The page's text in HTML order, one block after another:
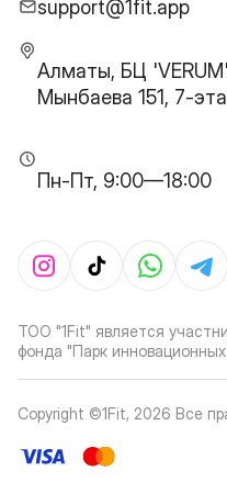
support@1fit.app
Алматы, БЦ
Мынбаева 151, 7-
Пн-Пт, 9:00—18:00
ТОО "1Fit" является
фонда "Парк
Copyright ©1Fit, 2026 Все